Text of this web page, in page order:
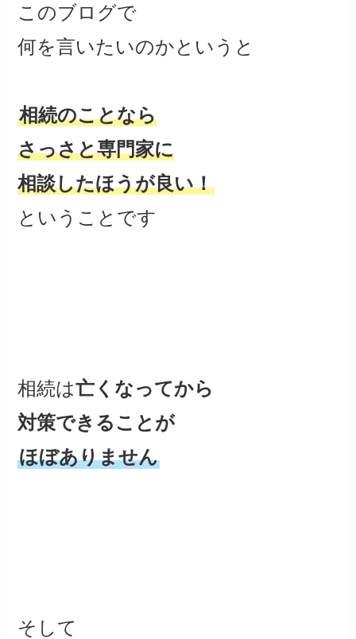
このブログで
何を言いたいのかというと
相続のことなら
さっさと専門家に
相談したほうが良い！
ということです
相続は亡くなってから
対策できることが
ほぼありません
そして